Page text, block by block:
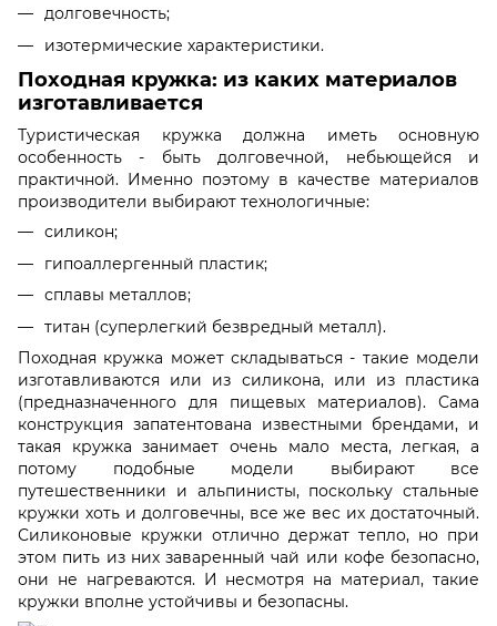
долговечность;
изотермические характеристики.
Походная кружка: из каких материалов
изготавливается
Туристическая кружка должна иметь основную
особенность - быть долговечной, небьющейся и
практичной. Именно поэтому в качестве материалов
производители выбирают технологичные:
силикон;
гипоаллергенный пластик;
сплавы металлов;
титан (суперлегкий безвредный металл).
Походная кружка может складываться - такие модели
изготавливаются или из силикона, или из пластика
(предназначенного для пищевых материалов). Сама
конструкция запатентована известными брендами, и
такая кружка занимает очень мало места, легкая, а
потому подобные модели выбирают все
путешественники и альпинисты, поскольку стальные
кружки хоть и долговечны, все же вес их достаточный.
Силиконовые кружки отлично держат тепло, но при
этом пить из них заваренный чай или кофе безопасно,
они не нагреваются. И несмотря на материал, такие
кружки вполне устойчивы и безопасны.